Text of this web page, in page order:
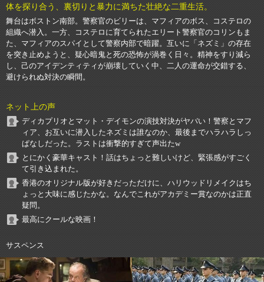
体を探り合う、裏切りと暴力に満ちた壮絶な二重生活。
舞台はボストン南部。警察官のビリーは、マフィアのボス、コステロの
組織へ潜入。一方、コステロに育てられたエリート警察官のコリンもま
た、マフィアのスパイとして警察内部で暗躍。互いに「ネズミ」の存在
を突き止めようと、疑心暗鬼と死の恐怖が渦巻く日々。精神をすり減ら
し、己のアイデンティティが崩壊していく中、二人の運命が交錯する、
避けられぬ対決の瞬間。
ネット上の声
ディカプリオとマット・デイモンの演技対決がヤバい！警察とマフ
ィア、お互いに潜入したネズミは誰なのか、最後までハラハラしっ
ぱなしだった。ラストは衝撃的すぎて声出たw
とにかく豪華キャスト！話はちょっと難しいけど、緊張感がすごく
て引き込まれた。
香港のオリジナル版が好きだっただけに、ハリウッドリメイクはち
ょっと大味に感じたかな。なんでこれがアカデミー賞なのかは正直
疑問。
最高にクールな映画！
サスペンス